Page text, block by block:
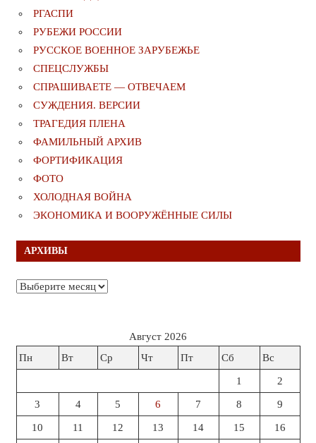
РГАСПИ
РУБЕЖИ РОССИИ
РУССКОЕ ВОЕННОЕ ЗАРУБЕЖЬЕ
СПЕЦСЛУЖБЫ
СПРАШИВАЕТЕ — ОТВЕЧАЕМ
СУЖДЕНИЯ. ВЕРСИИ
ТРАГЕДИЯ ПЛЕНА
ФАМИЛЬНЫЙ АРХИВ
ФОРТИФИКАЦИЯ
ФОТО
ХОЛОДНАЯ ВОЙНА
ЭКОНОМИКА И ВООРУЖЁННЫЕ СИЛЫ
АРХИВЫ
Архивы
Август 2026
Пн
Вт Ср Чт Пт Сб Вс
1 2
3 4 5 6 7 8 9
10 11 12 13 14 15 16